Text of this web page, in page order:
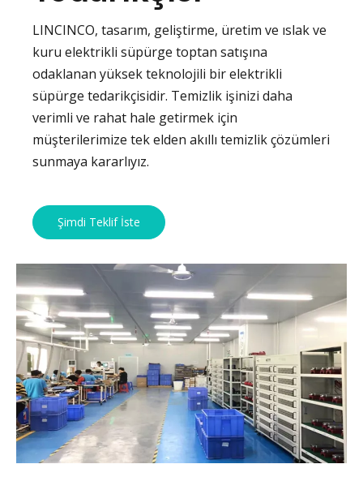
LINCINCO, tasarım, geliştirme, üretim ve ıslak ve
kuru elektrikli süpürge toptan satışına
odaklanan yüksek teknolojili bir elektrikli
süpürge tedarikçisidir. Temizlik işinizi daha
verimli ve rahat hale getirmek için
müşterilerimize tek elden akıllı temizlik çözümleri
sunmaya kararlıyız.
Şimdi Teklif İste